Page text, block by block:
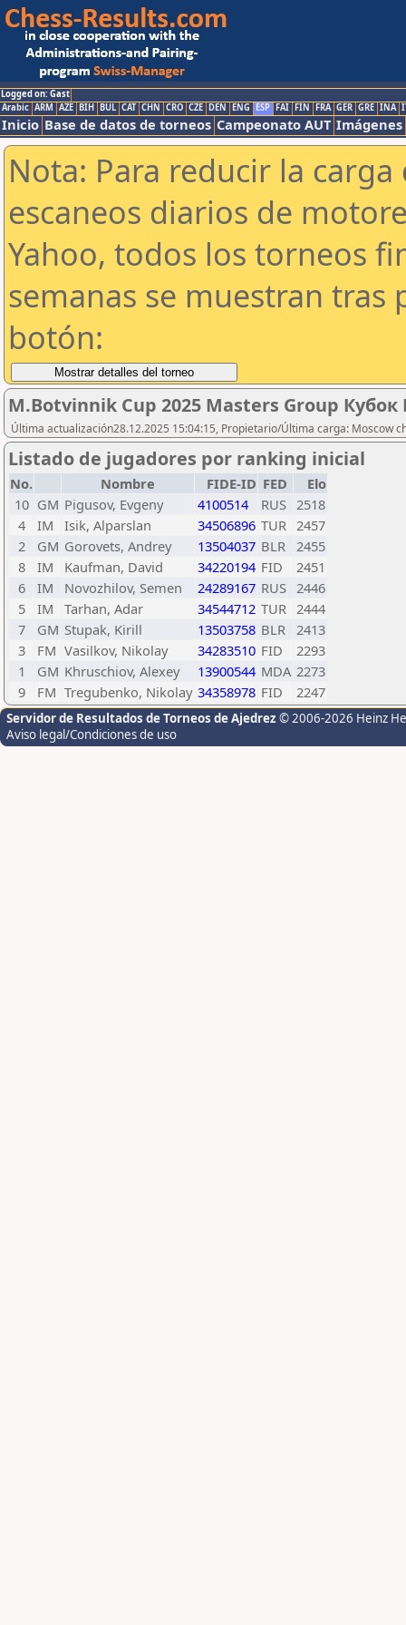
Logged on: Gast
Arabic ARM AZE BIH BUL CAT CHN CRO CZE DEN ENG ESP FAI FIN FRA GER GRE INA
Inicio Base de datos de torneos Campeonato AUT Imágenes
Nota: Para reducir la
escaneos diarios de
Yahoo, todos los torneos
semanas se muestran tras
botón:
M.Botvinnik Cup 2025 Masters Group
Última actualización28.12.2025 15:04:15, Propietario/Última carga: Moscow
Listado de jugadores por ranking inicial
No. Nombre FIDE-ID FED
Elo
10 GM Pigusov, Evgeny 4100514 RUS 2518
4
IM Isik, Alparslan 34506896 TUR 2457
2
GM Gorovets, Andrey 13504037 BLR 2455
8
IM Kaufman, David 34220194 FID
2451
6
IM Novozhilov, Semen 24289167 RUS 2446
5
IM Tarhan, Adar 34544712 TUR 2444
7
GM Stupak, Kirill 13503758 BLR 2413
3
FM Vasilkov, Nikolay 34283510 FID
2293
1
GM Khruschiov, Alexey 13900544 MDA 2273
9
FM Tregubenko, Nikolay 34358978 FID 2247
Servidor de Resultados de Torneos de Ajedrez © 2006-2026 Heinz
Aviso legal/Condiciones de uso